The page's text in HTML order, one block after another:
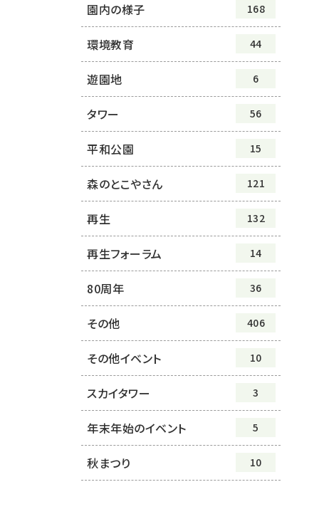
園内の様子 168
環境教育 44
遊園地 6
タワー 56
平和公園 15
森のとこやさん 121
再生 132
再生フォーラム 14
80周年 36
その他 406
その他イベント 10
スカイタワー 3
年末年始のイベント 5
秋まつり 10